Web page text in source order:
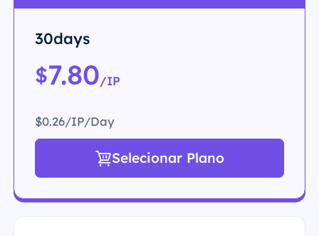
30days
$7.80/IP
$0.26/IP/Day
Selecionar Plano